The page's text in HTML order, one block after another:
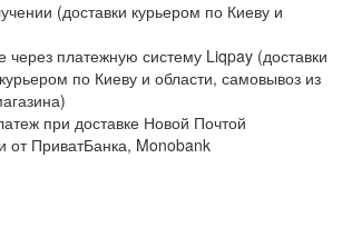
(доставки курьером по Киеву и
через платежную систему Liqpay (доставки
по Киеву и области, самовывоз из
при доставке Новой Почтой
от ПриватБанка, Monobank